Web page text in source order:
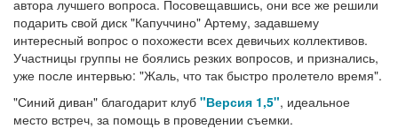
автора лучшего вопроса. Посовещавшись, они все же решили
подарить свой диск "Капуччино" Артему, задавшему
интересный вопрос о похожести всех девичьих коллективов.
Участницы группы не боялись резких вопросов, и признались,
уже после интервью: "Жаль, что так быстро пролетело время".
"Синий диван" благодарит клуб "Версия 1,5", идеальное
место встреч, за помощь в проведении съемки.